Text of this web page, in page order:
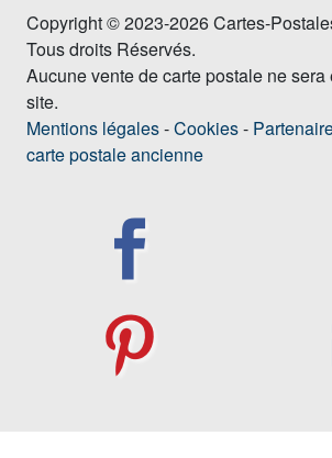
Copyright © 2023-2026 Cartes-
Tous droits Réservés.
Aucune vente de carte postale ne sera
site.
Mentions légales-Cookies-
carte postale ancienne